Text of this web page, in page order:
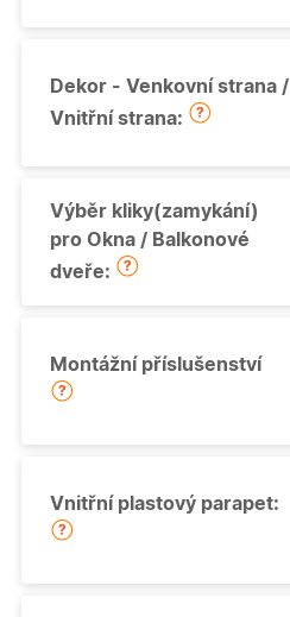
Dekor - Venkovní strana /
Vnitřní strana:
Výběr kliky(zamykání)
pro Okna / Balkonové
dveře:
Montážní příslušenství
Vnitřní plastový parapet: